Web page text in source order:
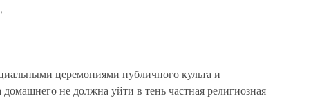
церемониями публичного культа и
не должна уйти в тень частная религиозная